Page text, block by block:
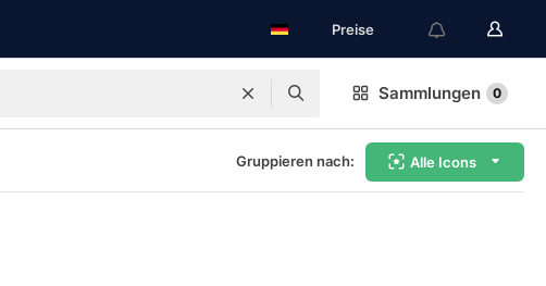
Preise
Sammlungen 0
Gruppieren nach: Alle Icons